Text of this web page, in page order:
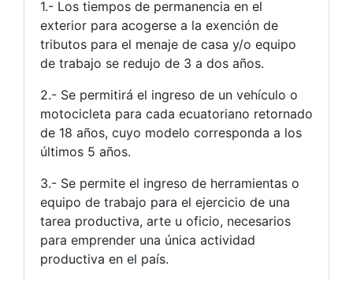
1.- Los tiempos de permanencia en el
exterior para acogerse a la exención de
tributos para el menaje de casa y/o equipo
de trabajo se redujo de 3 a dos años.
2.- Se permitirá el ingreso de un vehículo o
motocicleta para cada ecuatoriano retornado
de 18 años, cuyo modelo corresponda a los
últimos 5 años.
3.- Se permite el ingreso de herramientas o
equipo de trabajo para el ejercicio de una
tarea productiva, arte u oficio, necesarios
para emprender una única actividad
productiva en el país.